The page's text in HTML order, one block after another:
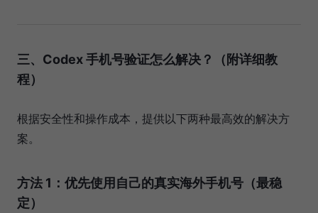
三、Codex 手机号验证怎么解决？（附详细教
程）
根据安全性和操作成本，提供以下两种最高效的解决方
案。
方法 1：优先使用自己的真实海外手机号（最稳
定）